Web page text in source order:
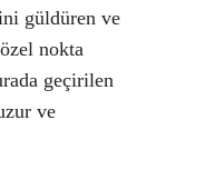
güldüren ve
nokta
geçirilen
ve